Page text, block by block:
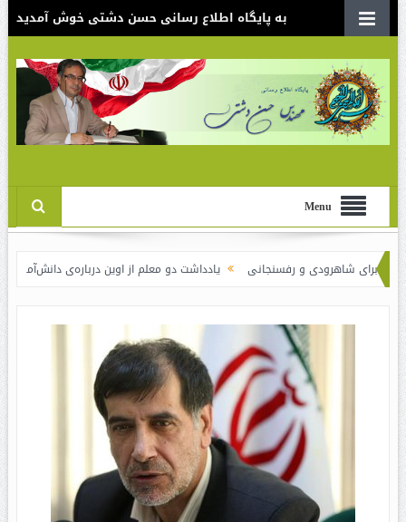
به پایگاه اطلاع رسانی حسن دشتی خوش آمدید
Menu
و رفسنجانی یادداشت دو معلم از اوین درباره‌ی دانش‌آموزانی که سوختند